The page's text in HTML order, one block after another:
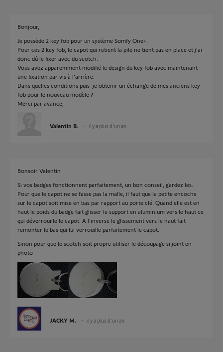
Bonjour,
Je possède 2 key fob pour un système Somfy One+.
Pour ces 2 key fob, le capot qui retient la pile ne tient pas en place et j’ai
donc dû le fixer avec du scotch.
Vous avez apparemment modifié le design du key fob avec maintenant
une fixation par vis à l'arrière.
Dans quelles conditions puis-je obtenir un échange de mes anciens key
fob pour le nouveau modèle ?
Merci par avance,
Valentin B. il y a plus d'un an
Bonsoir Valentin
Si vos badges fonctionnent parfaitement, un bon conseil, gardez les.
Pour que le capot ne se fasse pas la malle, il faut que la petite encoche
sur le capot soit mise en bas par rapport au porte clé. Quand elle est en
haut le poids du badge fait glisser le support en aluminium vers le haut ce
qui déverrouille le capot. A l'inverse le glissement vers le haut fait
remonter le bas qui lui verrouille parfaitement le capot.
Sinon pour que le scotch soit propre utiliser le découpage si joint en
photo
JACKY M. il y a plus d'un an